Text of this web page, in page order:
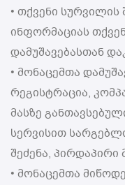
• თქვენი სურვილის
ინფორმაციას
დამუშავებასთან
• მონაცემთა
რეგისტრაცია,
მასზე
სერვისით
შეძენა, პირდაპირი
• მონაცემთა